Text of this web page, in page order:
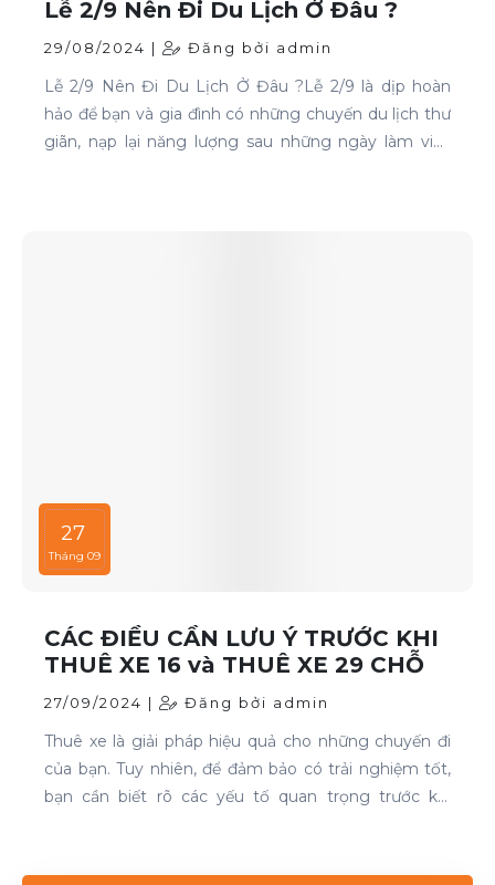
Lễ 2/9 Nên Đi Du Lịch Ở Đâu ?
29/08/2024 | Đăng bởi admin
Lễ 2/9 Nên Đi Du Lịch Ở Đâu ?Lễ 2/9 là dịp hoàn
hảo để bạn và gia đình có những chuyến du lịch thư
giãn, nạp lại năng lượng sau những ngày làm việc
27
Tháng 09
CÁC ĐIỀU CẦN LƯU Ý TRƯỚC KHI
THUÊ XE 16 và THUÊ XE 29 CHỖ
27/09/2024 | Đăng bởi admin
Thuê xe là giải pháp hiệu quả cho những chuyến đi
của bạn. Tuy nhiên, để đảm bảo có trải nghiệm tốt,
bạn cần biết rõ các yếu tố quan trọng trước khi
dịch vụ thuê xe uy tín, hãy liên hệ với Thuê xe Phong